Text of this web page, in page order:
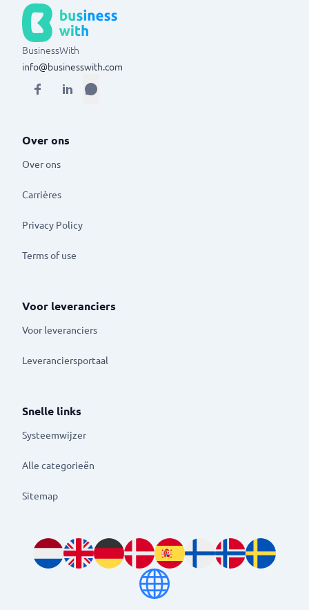
BusinessWith
info@businesswith.com
Over ons
Over ons
Carrières
Privacy Policy
Terms of use
Voor leveranciers
Voor leveranciers
Leveranciersportaal
Snelle links
Systeemwijzer
Alle categorieën
Sitemap